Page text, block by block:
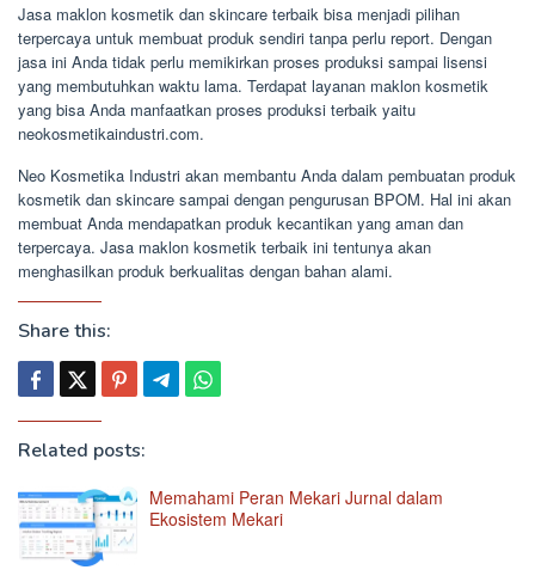
Jasa maklon kosmetik dan skincare terbaik bisa menjadi pilihan
terpercaya untuk membuat produk sendiri tanpa perlu report. Dengan
jasa ini Anda tidak perlu memikirkan proses produksi sampai lisensi
yang membutuhkan waktu lama. Terdapat layanan maklon kosmetik
yang bisa Anda manfaatkan proses produksi terbaik yaitu
neokosmetikaindustri.com.
Neo Kosmetika Industri akan membantu Anda dalam pembuatan produk
kosmetik dan skincare sampai dengan pengurusan BPOM. Hal ini akan
membuat Anda mendapatkan produk kecantikan yang aman dan
terpercaya. Jasa maklon kosmetik terbaik ini tentunya akan
menghasilkan produk berkualitas dengan bahan alami.
Share this:
Related posts:
Memahami Peran Mekari Jurnal dalam
Ekosistem Mekari